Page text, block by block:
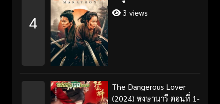
4
3 views
The Dangerous Lover
(2024) หงษานารี ตอนที่ 1-